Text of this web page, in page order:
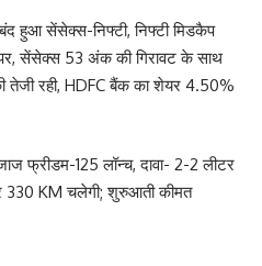
हुआ सेंसेक्स-निफ्टी, निफ्टी मिडकैप
सेंसेक्स 53 अंक की गिरावट के साथ
तेजी रही, HDFC बैंक का शेयर 4.50%
फ्रीडम-125 लॉन्च, दावा- 2-2 लीटर
KM चलेगी; शुरुआती कीमत